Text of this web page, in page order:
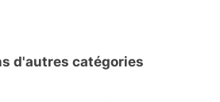
d'autres catégories